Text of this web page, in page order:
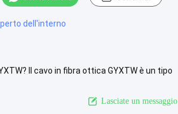
dell'interno
Il cavo in fibra ottica GYXTW è un tipo
Lasciate un messaggio